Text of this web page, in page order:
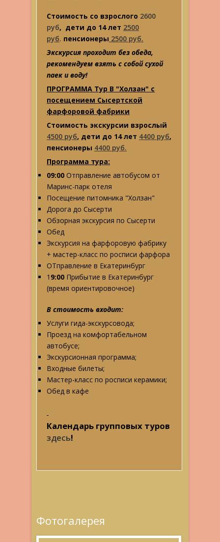
Стоимость со взрослого 2600
руб, дети до 14 лет 2500
руб. пенсионеры 2500 руб.
Экскурсия проходит без обеда,
рекомендуем взять с собой сухой
паек и воду!
ПРОГРАММА Тур В "Холзан" с
посещением Сысертской
фарфоровой фабрики
Стоимость экскурсии взрослый
4500 руб, дети до 14 лет 4400 руб,
пенсионеры 4400 руб.
Программа тура:
09:00 Отправление автобусом от
Маринс-парк отеля
Посещение питомника "Холзан"
Дорога до Сысерти
Обзорная экскурсия по Сысерти
Обед
Экскурсия на фарфоровую фабрику
+ мастер-класс по росписи фарфора
ОТправление в Екатеринбург
1 9:00 Прибытие в Екатеринбург
(время ориентировочное)
В стоимость входит:
Услуги гида-экскурсовода;
Проезд на комфортабельном
автобусе;
Экскурсионная программа;
Входные билеты;
Мастер-класс по росписи керамики;
Обед в кафе
Календарь групповых туров
здесь!
Фотогалерея